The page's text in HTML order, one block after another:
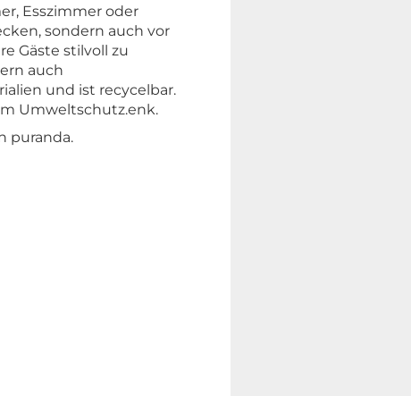
Esszimmer oder
sondern auch vor
Gäste stilvoll zu
auch
und ist recycelbar.
Umweltschutz.enk.
puranda.